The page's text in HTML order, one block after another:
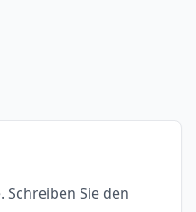
Sie den